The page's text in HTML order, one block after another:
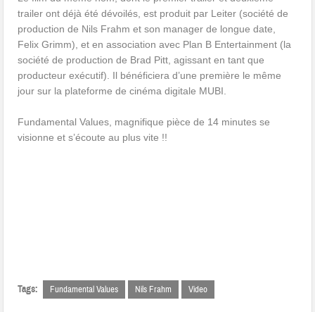
trailer ont déjà été dévoilés, est produit par Leiter (société de
production de Nils Frahm et son manager de longue date,
Felix Grimm), et en association avec Plan B Entertainment (la
société de production de Brad Pitt, agissant en tant que
producteur exécutif). Il bénéficiera d’une première le même
jour sur la plateforme de cinéma digitale MUBI.
Fundamental Values, magnifique pièce de 14 minutes se
visionne et s’écoute au plus vite !!
Tags: Fundamental Values Nils Frahm Video